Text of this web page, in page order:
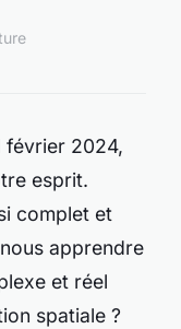
février 2024,
esprit.
complet et
apprendre
et réel
spatiale ?